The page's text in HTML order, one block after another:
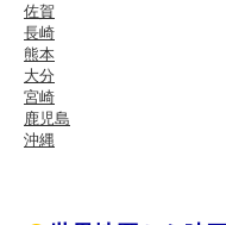
佐賀
長崎
熊本
大分
宮崎
鹿児島
沖縄